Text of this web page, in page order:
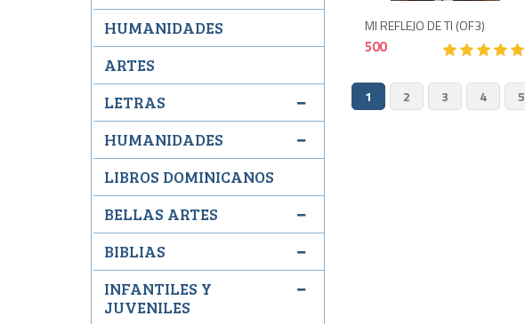
MI REFLEJO DE TI (OF3)
500
1 2 3 4 5
HUMANIDADES
ARTES
LETRAS
HUMANIDADES
LIBROS DOMINICANOS
BELLAS ARTES
BIBLIAS
INFANTILES Y
JUVENILES